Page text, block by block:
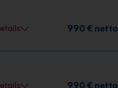
990 € netto
990 € netto